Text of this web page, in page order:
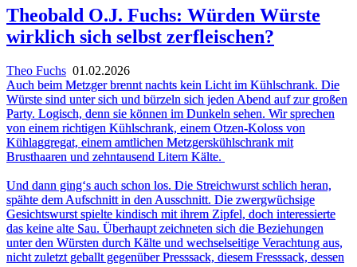
Theobald O.J. Fuchs: Würden Würste
wirklich sich selbst zerfleischen?
Theo Fuchs 01.02.2026
Auch beim Metzger brennt nachts kein Licht im Kühlschrank. Die
Würste sind unter sich und bürzeln sich jeden Abend auf zur großen
Party. Logisch, denn sie können im Dunkeln sehen. Wir sprechen
von einem richtigen Kühlschrank, einem Otzen-Koloss von
Kühlaggregat, einem amtlichen Metzgerskühlschrank mit
Brusthaaren und zehntausend Litern Kälte.
Und dann ging‘s auch schon los. Die Streichwurst schlich heran,
spähte dem Aufschnitt in den Ausschnitt. Die zwergwüchsige
Gesichtswurst spielte kindisch mit ihrem Zipfel, doch interessierte
das keine alte Sau. Überhaupt zeichneten sich die Beziehungen
unter den Würsten durch Kälte und wechselseitige Verachtung aus,
nicht zuletzt geballt gegenüber Presssack, diesem Fresssack, dessen